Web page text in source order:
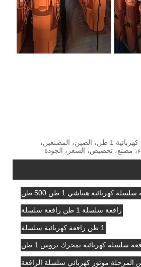
الكلمات الساخنة: رافعة كهربائية 1 طن، الصين، المصنعين،
مصنع، تخصيص، السعر، الجودة
كهربائية هيتاشي 1 طن 500 طن
رافعة سلسلة 1 طن رافعة سلسلة
1 طن رافعة كهربائية سلسلة
سلسلة كهربائية بمحرك تروس 1 طن